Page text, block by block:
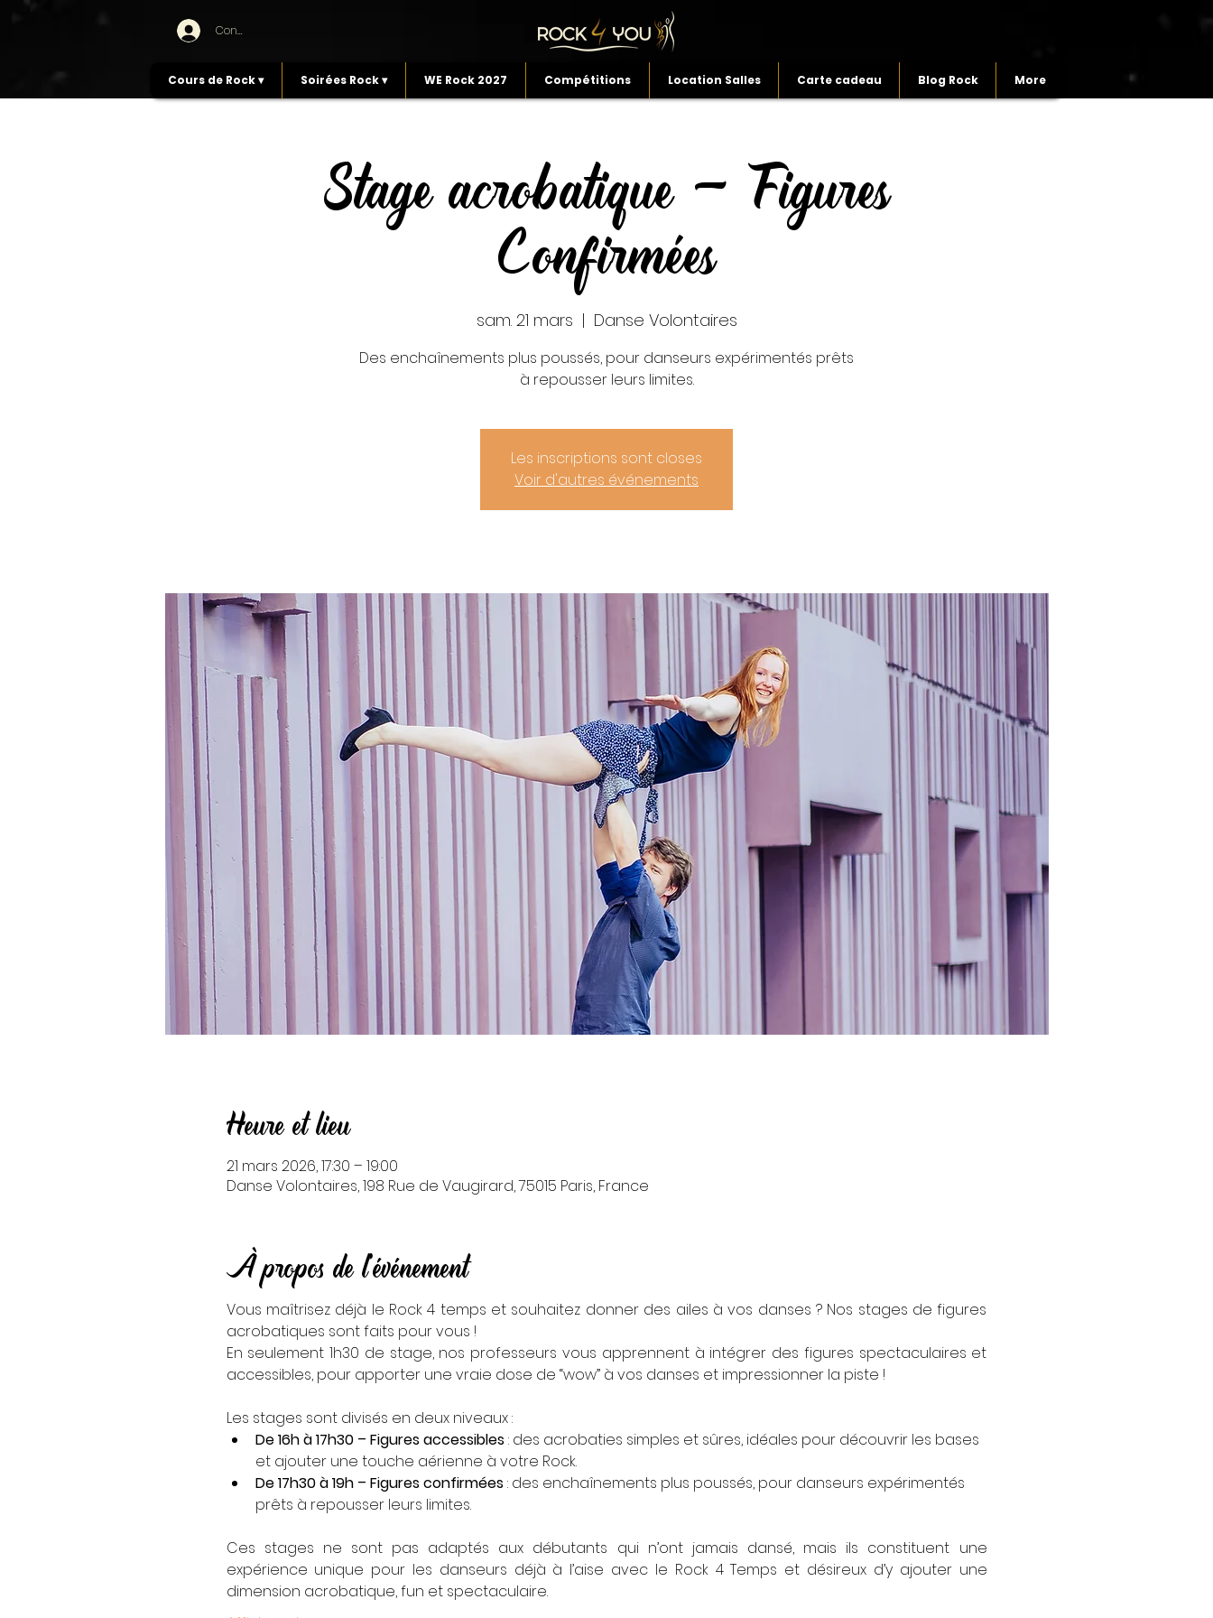
Connexion
Cours de Rock ▾ Soirées Rock ▾ WE Rock 2027 Compétitions Location Salles Carte cadeau Blog Rock More
Stage acrobatique - Figures
Confirmées
sam. 21 mars
  |
Danse Volontaires
Des enchaînements plus poussés, pour danseurs expérimentés prêts
à repousser leurs limites.
Les inscriptions sont closes
Voir d'autres événements
Heure et lieu
21 mars 2026, 17:30 – 19:00
Danse Volontaires, 198 Rue de Vaugirard, 75015 Paris, France
À propos de l'événement
Vous maîtrisez déjà le Rock 4 temps et souhaitez donner des ailes à vos danses ? Nos stages de figures
acrobatiques sont faits pour vous !
En seulement 1h30 de stage, nos professeurs vous apprennent à intégrer des figures spectaculaires et
accessibles, pour apporter une vraie dose de “wow” à vos danses et impressionner la piste !
Les stages sont divisés en deux niveaux :
De 16h à 17h30 – Figures accessibles : des acrobaties simples et sûres, idéales pour découvrir les bases
et ajouter une touche aérienne à votre Rock.
De 17h30 à 19h – Figures confirmées : des enchaînements plus poussés, pour danseurs expérimentés
prêts à repousser leurs limites.
Ces stages ne sont pas adaptés aux débutants qui n’ont jamais dansé, mais ils constituent une
expérience unique pour les danseurs déjà à l’aise avec le Rock 4 Temps et désireux d’y ajouter une
dimension acrobatique, fun et spectaculaire.